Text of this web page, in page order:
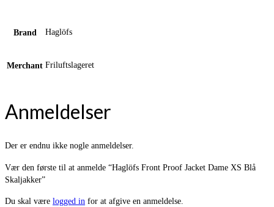
Brand Haglöfs
Merchant Friluftslageret
Anmeldelser
Der er endnu ikke nogle anmeldelser.
Vær den første til at anmelde “Haglöfs Front Proof Jacket Dame XS Blå
Skaljakker”
Du skal være logged in for at afgive en anmeldelse.